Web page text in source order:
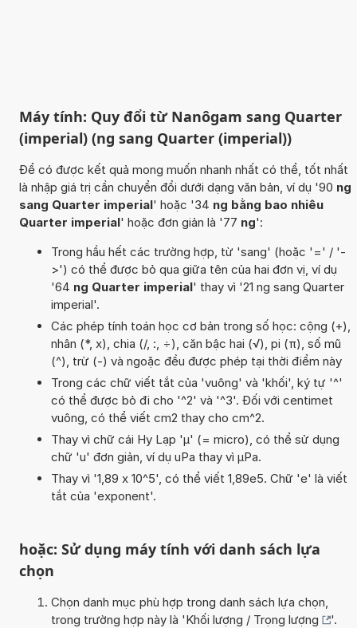
Máy tính: Quy đổi từ Nanôgam sang Quarter
(imperial) (ng sang Quarter (imperial))
Để có được kết quả mong muốn nhanh nhất có thể, tốt nhất
là nhập giá trị cần chuyển đổi dưới dạng văn bản, ví dụ '90 ng
sang Quarter imperial' hoặc '34 ng bằng bao nhiêu
Quarter imperial' hoặc đơn giản là '77 ng':
Trong hầu hết các trường hợp, từ 'sang' (hoặc '=' / '-
>') có thể được bỏ qua giữa tên của hai đơn vị, ví dụ
'64 ng Quarter imperial' thay vì '21 ng sang Quarter
imperial'.
Các phép tính toán học cơ bản trong số học: cộng (+),
nhân (*, x), chia (/, :, ÷), căn bậc hai (√), pi (π), số mũ
(^), trừ (-) và ngoặc đều được phép tại thời điểm này
Trong các chữ viết tắt của 'vuông' và 'khối', ký tự '^'
có thể được bỏ đi cho '^2' và '^3'. Đối với centimet
vuông, có thể viết cm2 thay cho cm^2.
Thay vì chữ cái Hy Lạp 'µ' (= micro), có thể sử dụng
chữ 'u' đơn giản, ví dụ uPa thay vì µPa.
Thay vì '1,89 x 10^5', có thể viết 1,89e5. Chữ 'e' là viết
tắt của 'exponent'.
hoặc: Sử dụng máy tính với danh sách lựa
chọn
Chọn danh mục phù hợp trong danh sách lựa chọn,
trong trường hợp này là 'Khối lượng / Trọng lượng
'.